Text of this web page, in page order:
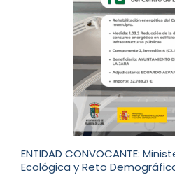
ENTIDAD CONVOCANTE:
Ecológica y Reto